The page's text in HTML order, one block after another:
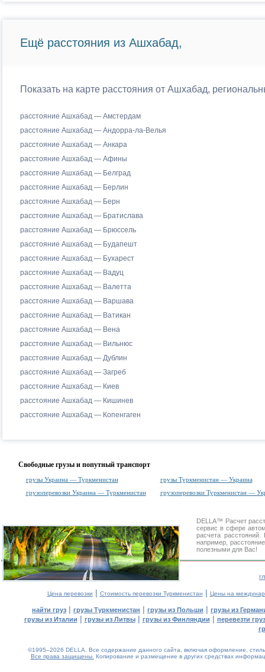
Ещё расстояния из Ашхабад,
Показать на карте расстояния от Ашхабад,
расстояние Ашхабад — Амстердам
расстояние Ашхабад — Андорра-ла-Велья
расстояние Ашхабад — Анкара
расстояние Ашхабад — Афины
расстояние Ашхабад — Белград
расстояние Ашхабад — Берлин
расстояние Ашхабад — Берн
расстояние Ашхабад — Братислава
расстояние Ашхабад — Брюссель
расстояние Ашхабад — Будапешт
расстояние Ашхабад — Бухарест
расстояние Ашхабад — Вадуц
расстояние Ашхабад — Валетта
расстояние Ашхабад — Варшава
расстояние Ашхабад — Ватикан
расстояние Ашхабад — Вена
расстояние Ашхабад — Вильнюс
расстояние Ашхабад — Дублин
расстояние Ашхабад — Загреб
расстояние Ашхабад — Киев
расстояние Ашхабад — Кишинев
расстояние Ашхабад — Копенгаген
Свободные грузы и попутный транспорт
грузы Украина — Туркменистан
грузы Туркменистан — Украина
грузоперевозки Украина — Туркменистан
грузоперевозки Туркменистан —
DELLA™ Расчет
сервис в сфере
расчета
например,
полезными для Вас!
Цена перевозки | Стоимость перевозки Туркменистан | Цены на
найти груз | грузы Туркменистан | грузы из Польши | грузы из
грузы из Италии | грузы из Литвы| грузы из Финляндии | перевезти груз
©1995–2026 DELLA. Все содержание данного сайта, включая оформление,
Все права защищены. Копирование и размещение в других средствах